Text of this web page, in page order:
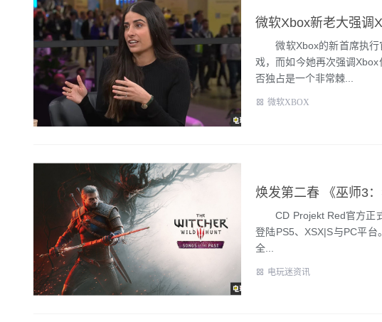
微软Xbox新老大强调
微软Xbox的新首席执行
戏，而如今她再次强调
否独占是一个非常棘...
微软XBOX
焕发第二春 《巫师3
CD Projekt Red官方正式
登陆PS5、XSX|S与PC平台
全...
电玩迷资讯